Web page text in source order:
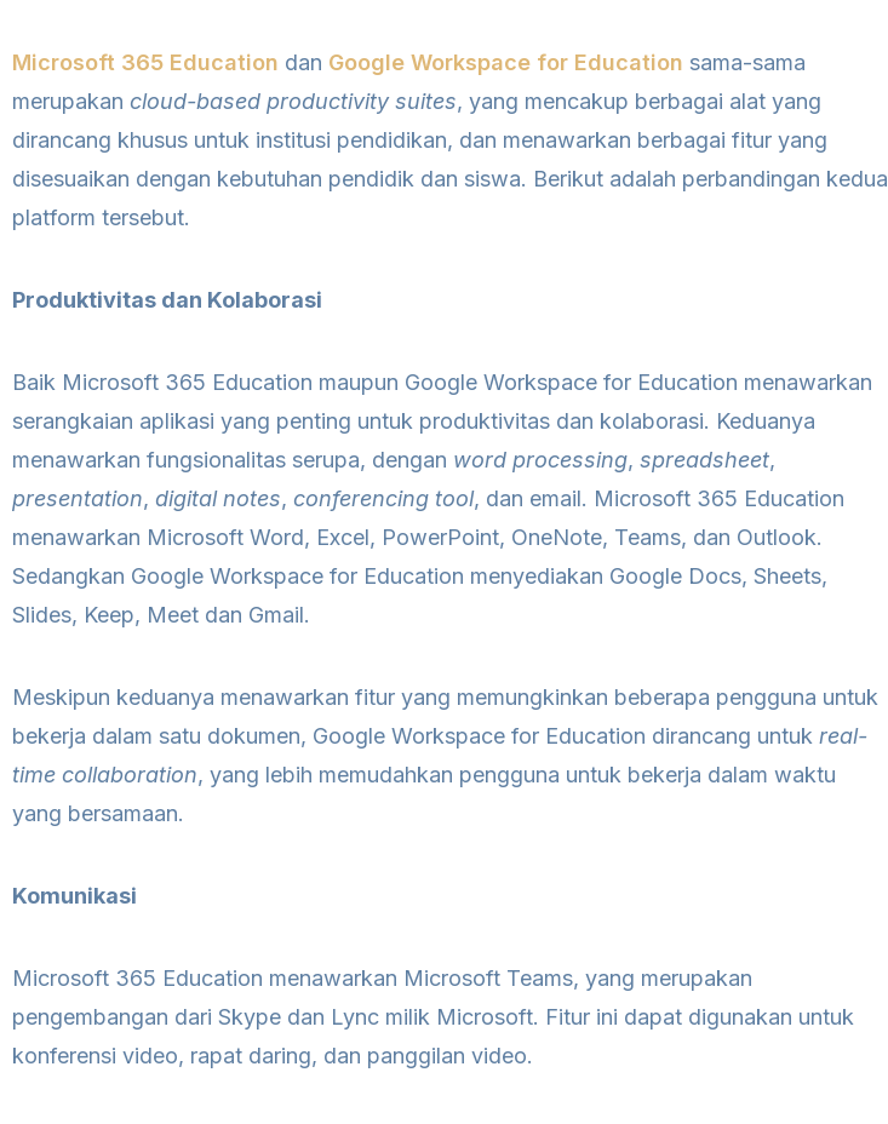
Microsoft 365 Education dan Google Workspace for Education sama-sama
merupakan cloud-based productivity suites, yang mencakup berbagai alat yang
dirancang khusus untuk institusi pendidikan, dan menawarkan berbagai fitur yang
disesuaikan dengan kebutuhan pendidik dan siswa. Berikut adalah perbandingan kedua
platform tersebut.
Produktivitas dan Kolaborasi
Baik Microsoft 365 Education maupun Google Workspace for Education menawarkan
serangkaian aplikasi yang penting untuk produktivitas dan kolaborasi. Keduanya
menawarkan fungsionalitas serupa, dengan word processing, spreadsheet,
presentation, digital notes, conferencing tool, dan email. Microsoft 365 Education
menawarkan Microsoft Word, Excel, PowerPoint, OneNote, Teams, dan Outlook.
Sedangkan Google Workspace for Education menyediakan Google Docs, Sheets,
Slides, Keep, Meet dan Gmail.
Meskipun keduanya menawarkan fitur yang memungkinkan beberapa pengguna untuk
bekerja dalam satu dokumen, Google Workspace for Education dirancang untuk real-
time collaboration, yang lebih memudahkan pengguna untuk bekerja dalam waktu
yang bersamaan.
Komunikasi
Microsoft 365 Education menawarkan Microsoft Teams, yang merupakan
pengembangan dari Skype dan Lync milik Microsoft. Fitur ini dapat digunakan untuk
konferensi video, rapat daring, dan panggilan video.